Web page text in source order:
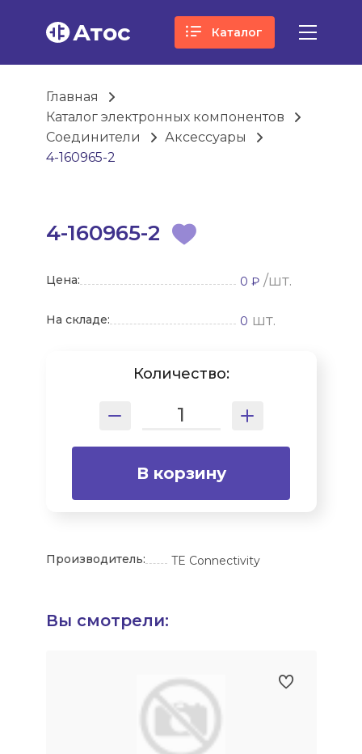
Атос Каталог
Главная
Каталог электронных компонентов
Соединители
Аксессуары
4-160965-2
4-160965-2
Цена: 0 ₽/шт.
На складе: 0 шт.
Количество:
В корзину
Производитель: TE Connectivity
Вы смотрели: